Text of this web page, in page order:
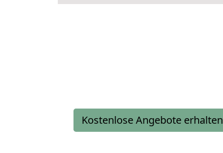
Kostenlose Angebote erhalten